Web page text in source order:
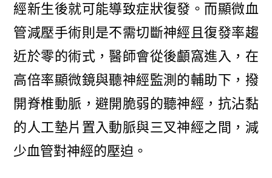
經新生後就可能導致症狀復發。而顯微血
管減壓手術則是不需切斷神經且復發率趨
近於零的術式，醫師會從後顱窩進入，在
高倍率顯微鏡與聽神經監測的輔助下，撥
開脊椎動脈，避開脆弱的聽神經，抗沾黏
的人工墊片置入動脈與三叉神經之間，減
少血管對神經的壓迫。